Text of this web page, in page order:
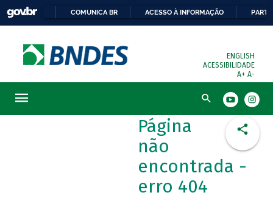
COMUNICA BR ACESSO À INFORMAÇÃO
ENGLISH
ACESSIBILIDADE
A+ A-
Busca
Página
não
encontrada -
erro 404